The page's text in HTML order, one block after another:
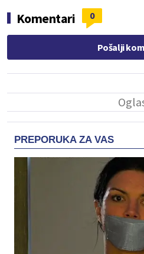
Komentari 0
Pošalji
PREPORUKA ZA VAS